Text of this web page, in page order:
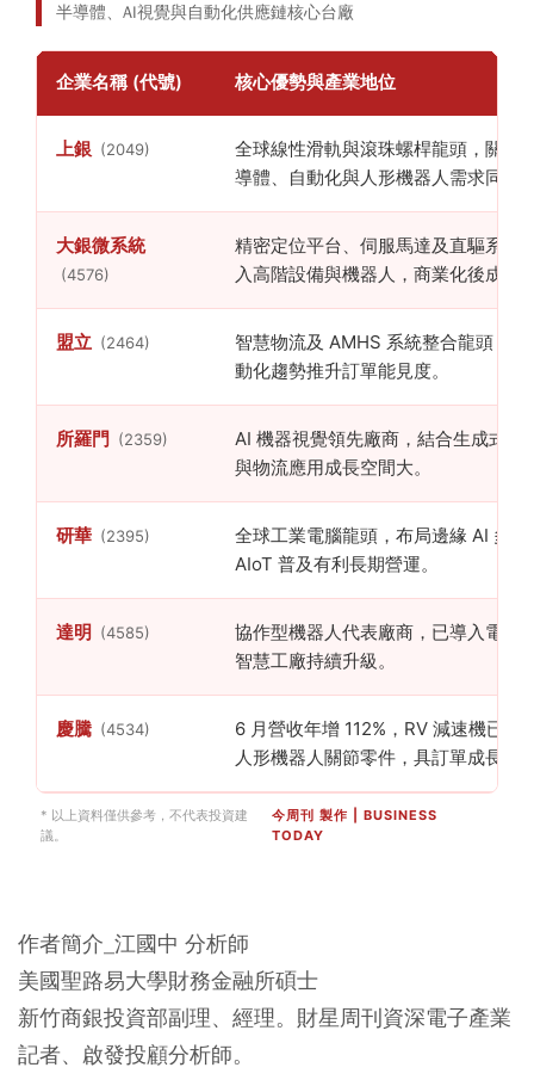
半導體、AI視覺與自動化供應鏈核心台廠
企業名稱 (代號) 核心優勢與產業地位
上銀 (2049)
全球線性滑軌與滾珠螺桿龍頭，關節
導體、自動化與人形機器人需求同步
大銀微系統
(4576)
精密定位平台、伺服馬達及直驅系統
入高階設備與機器人，商業化後成長
盟立 (2464)
智慧物流及 AMHS 系統整合龍頭，
動化趨勢推升訂單能見度。
所羅門 (2359)
AI 機器視覺領先廠商，結合生成式
與物流應用成長空間大。
研華 (2395)
全球工業電腦龍頭，布局邊緣 AI 多
AIoT 普及有利長期營運。
達明 (4585)
協作型機器人代表廠商，已導入電子
智慧工廠持續升級。
慶騰 (4534)
6 月營收年增 112%，RV 減速機已量
人形機器人關節零件，具訂單成長題
* 以上資料僅供參考，不代表投資建
議。
今周刊 製作 | BUSINESS
TODAY
作者簡介_江國中 分析師
美國聖路易大學財務金融所碩士
新竹商銀投資部副理、經理。財星周刊資深電子產業
記者、啟發投顧分析師。